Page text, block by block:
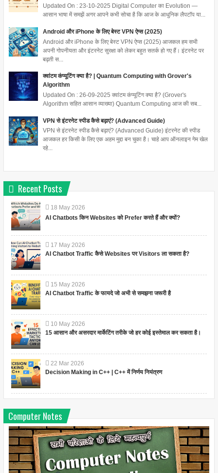
Updated On : 23-10-2025 Digital Computer का Evolution —
आसान भाषा में समझें अगर आपने कभी सोचा है कि आज के आधुनिक लैपटॉप या...
Android और iPhone के लिए बेस्ट VPN ऐप्स (2025)
Android और iPhone के लिए बेस्ट VPN ऐप्स (2025) आजकल हम सभी
अपनी गोपनीयता और इंटरनेट सुरक्षा को लेकर बहुत सतर्क हो गए हैं। इंटरनेट पर
बढ़ती स...
क्वांटम कंप्यूटिंग क्या है? | Quantum Computing with Grover's
Algorithm
Updated On : 26-09-2025 क्वांटम कंप्यूटिंग क्या है? (Grover's
Algorithm सहित आसान व्याख्या) Quantum Computing आज की सब...
VPN से इंटरनेट स्पीड कैसे बढ़ाएं? (Advanced Guide)
VPN से इंटरनेट स्पीड कैसे बढ़ाएं? (Advanced Guide) इंटरनेट की स्पीड
आजकल हर किसी के लिए एक अहम मुद्दा बन चुका है। चाहे आप ऑनलाइन गेम खेल
रहे...
Recent Posts
18 May 2026
AI Chatbots किन Websites को Prefer करते हैं और क्यों?
17 May 2026
AI Chatbot Traffic कैसे Websites पर Visitors ला सकता है?
15 May 2026
AI Chatbot Traffic के फायदे जो अभी से समझना जरूरी है
10 May 2026
15 आसान और असरदार मार्केटिंग तरीके जो हर कोई इस्तेमाल कर सकता है।
22 Mar 2026
Decision Making in C++ | C++ में निर्णय नियंत्रण
Computer Notes